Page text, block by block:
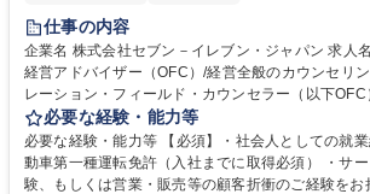
仕事の内容
企業名 株式会社セブン－イレブン・ジャパン 求人名 【★】【愛知】店舗
経営アドバイザー（OFC）/経営全般のカウンセリング 仕事の内容 ■
レーション・フィールド・カウンセラー（以下
ナー様が経営するコンビニエンスストアに対して、
を担います。定量データに基づく運営支援業務をお任せ
例】商圏分析、競合調査、売上や販売数等データ
売場作りアドバイス、個店行為計画の作成、従業員
必要な経験・能力等
必要な経験・能力等 【必須】・社会人としての就
動車第一種運転免許（入社までに取得必須） ・サ
験、もしくは営業・販売等の顧客折衝のご経験をお持ちの方